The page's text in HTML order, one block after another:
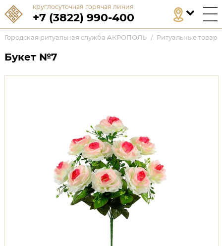
круглосуточная горячая линия
+7 (3822) 990-400
Городская ритуальная служба АКРОПОЛЬ / Ритуальные товары
Букет №7